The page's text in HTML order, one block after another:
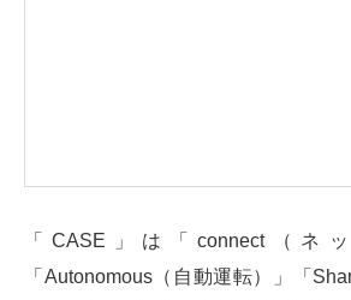
「CASE」は「connect（ネ
「Autonomous（自動運転）」「